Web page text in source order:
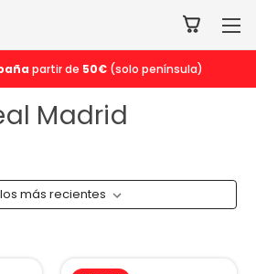
partir de 50€ (solo península)
Madrid